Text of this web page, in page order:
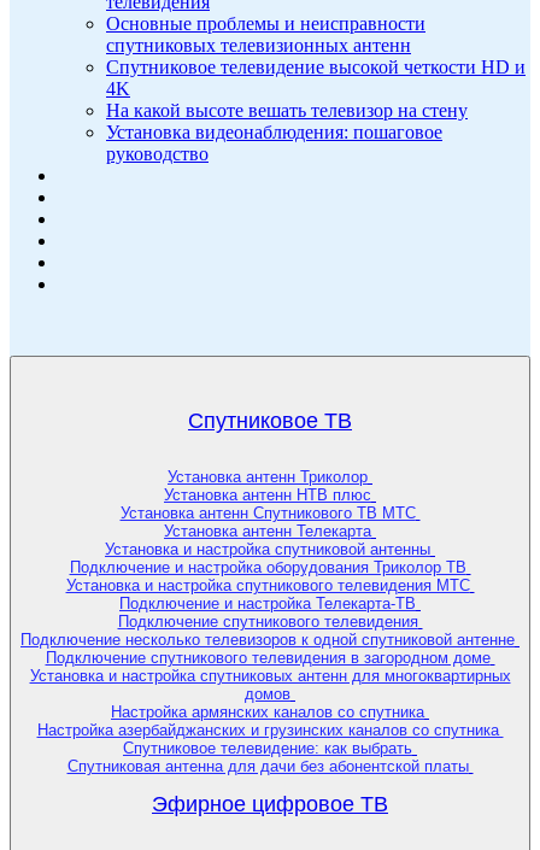
Основные проблемы и неисправности
спутниковых телевизионных антенн
Спутниковое телевидение высокой четкости HD и
4K
На какой высоте вешать телевизор на стену
Установка видеонаблюдения: пошаговое
руководство
Спутниковое ТВ
Установка антенн Триколор
Установка антенн НТВ плюс
Установка антенн Спутникового ТВ МТС
Установка антенн Телекарта
Установка и настройка спутниковой антенны
Подключение и настройка оборудования Триколор ТВ
Установка и настройка спутникового телевидения МТС
Подключение и настройка Телекарта-ТВ
Подключение спутникового телевидения
Подключение несколько телевизоров к одной спутниковой антенне
Подключение спутникового телевидения в загородном доме
Установка и настройка спутниковых антенн для многоквартирных
домов
Настройка армянских каналов со спутника
Настройка азербайджанских и грузинских каналов со спутника
Спутниковое телевидение: как выбрать
Спутниковая антенна для дачи без абонентской платы
Эфирное цифровое ТВ